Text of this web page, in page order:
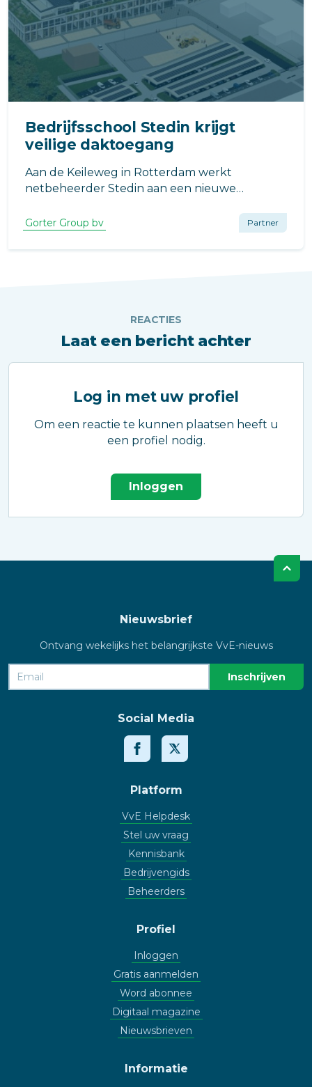
Bedrijfsschool Stedin krijgt
veilige daktoegang
Aan de Keileweg in Rotterdam werkt
netbeheerder Stedin aan een nieuwe
personeel. Het project is ontworpen door
Coare Architectuur en wordt eveneens
gerealiseerd door Coare Architectuur en
Gorter Group bv Partner
REACTIES
Laat een bericht achter
Log in met uw profiel
Om een reactie te kunnen plaatsen heeft u
een profiel nodig.
Inloggen
Nieuwsbrief
Ontvang wekelijks het belangrijkste VvE-nieuws
Social Media
Platform
VvE Helpdesk
Stel uw vraag
Kennisbank
Bedrijvengids
Beheerders
Profiel
Inloggen
Gratis aanmelden
Word abonnee
Digitaal magazine
Nieuwsbrieven
Informatie